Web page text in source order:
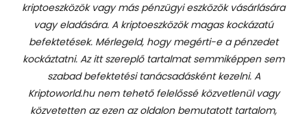
kriptoeszközök vagy más pénzügyi eszközök vásárlására
vagy eladására. A kriptoeszközök magas kockázatú
befektetések. Mérlegeld, hogy megérti-e a pénzedet
kockáztatni. Az itt szereplő tartalmat semmiképpen sem
szabad befektetési tanácsadásként kezelni. A
Kriptoworld.hu nem tehető felelőssé közvetlenül vagy
közvetetten az ezen az oldalon bemutatott tartalom,